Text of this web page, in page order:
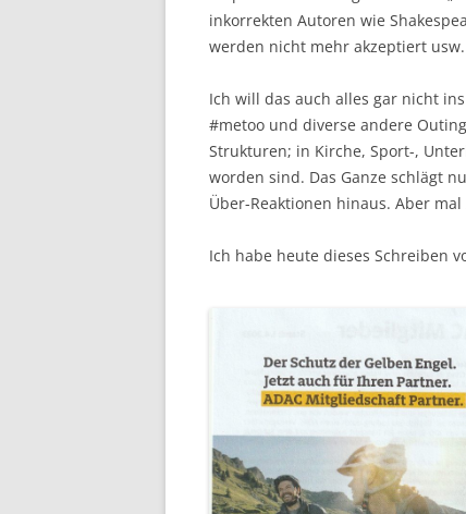
inkorrekten Autoren wie
werden nicht mehr akzeptiert
Ich will das auch alles gar nicht
#metoo und diverse andere
Strukturen; in Kirche, Sport-,
worden sind. Das Ganze schlägt
Über-Reaktionen hinaus. Aber
Ich habe heute dieses Schreiben